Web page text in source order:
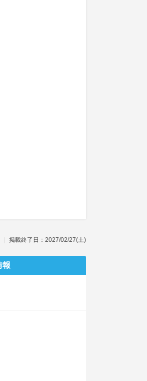
掲載終了日：2027/02/27(土)
報